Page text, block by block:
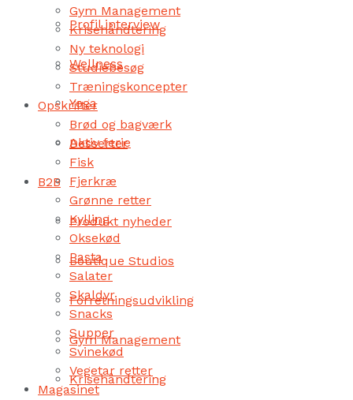
Profil interview
Wellness
Yoga
Aktiv ferie
B2B
Produkt nyheder
Boutique Studios
Forretningsudvikling
Gym Management
Krisehåndtering
Gym Management
Krisehåndtering
Ny teknologi
Studiebesøg
Træningskoncepter
Opskrifter
Brød og bagværk
Desserter
Fisk
Fjerkræ
Grønne retter
Kylling
Oksekød
Pasta
Salater
Skaldyr
Snacks
Supper
Svinekød
Vegetar retter
Magasinet